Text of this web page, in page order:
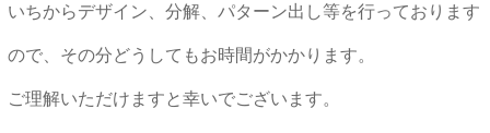
いちからデザイン、分解、パターン出し等を行っております
ので、その分どうしてもお時間がかかります。
ご理解いただけますと幸いでございます。